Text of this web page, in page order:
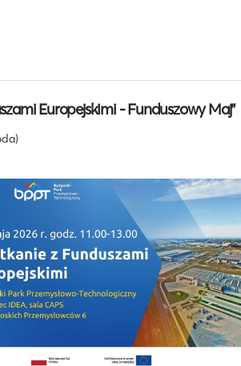
Europejskimi - Funduszowy Maj"